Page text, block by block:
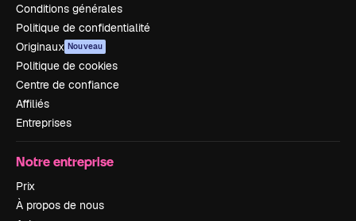
Conditions générales
Politique de confidentialité
Originaux Nouveau
Politique de cookies
Centre de confiance
Affiliés
Entreprises
Notre entreprise
Prix
À propos de nous